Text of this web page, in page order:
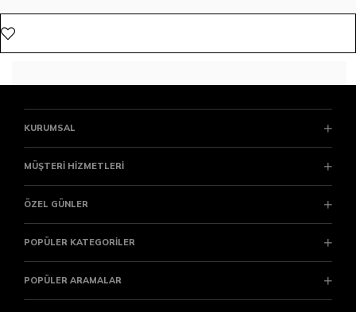
KURUMSAL
MÜŞTERİ HİZMETLERİ
ÖZEL GÜNLER
POPÜLER KATEGORİLER
POPÜLER ARAMALAR